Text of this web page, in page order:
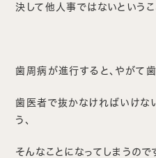
決して他人事ではないというこ
歯周病が進行すると、やがて歯
歯医者で抜かなければいけな
う、
そんなことになってしまうので